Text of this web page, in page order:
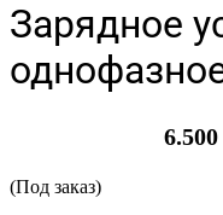
Зарядное
6.500
(Под заказ)